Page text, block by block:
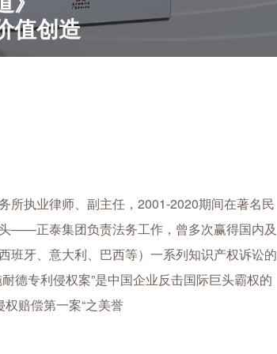
值创造
所执业律师、副主任，2001-2020期间在著名民
——正泰集团负责法务工作，曾多次赢得国内及
班牙、意大利、巴西等）一系列知识产权诉讼的
德专利侵权案”是中国企业反击国际巨头霸权的
赔偿第一案“之美誉